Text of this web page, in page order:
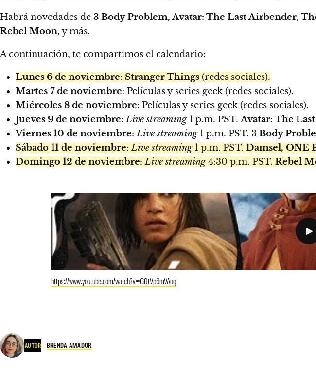
Habrá novedades de 3 Body Problem, Avatar: The Last Airbender,
Rebel Moon, y más.
A continuación, te compartimos el calendario:
Lunes 6 de noviembre: Stranger Things (redes sociales).
Martes 7 de noviembre: Películas y series geek (redes sociales).
Miércoles 8 de noviembre: Películas y series geek (redes sociales).
Jueves 9 de noviembre: Live streaming1 p.m. PST.Avatar: The
Viernes 10 de noviembre: Live streaming1 p.m. PST. 3 Body
Sábado 11 de noviembre:Live streaming1 p.m. PST. Damsel, ONE
Domingo 12 de noviembre:Live streaming4:30 p.m. PST. Rebel
https://www.youtube.com/watch?v=G0tVp6mVAog
AUTOR BRENDA AMADOR